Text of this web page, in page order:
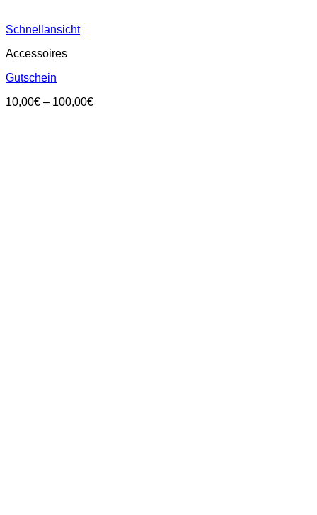
Schnellansicht
Accessoires
Gutschein
10,00€ – 100,00€Preisspanne: